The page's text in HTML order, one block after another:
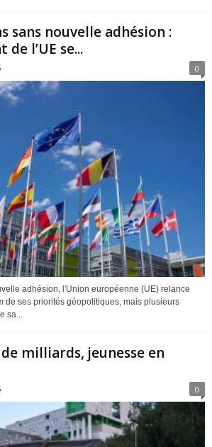
sans nouvelle adhésion :
de l’UE se...
0
adhésion, l'Union européenne (UE) relance
de ses priorités géopolitiques, mais plusieurs
sa...
milliards, jeunesse en
0